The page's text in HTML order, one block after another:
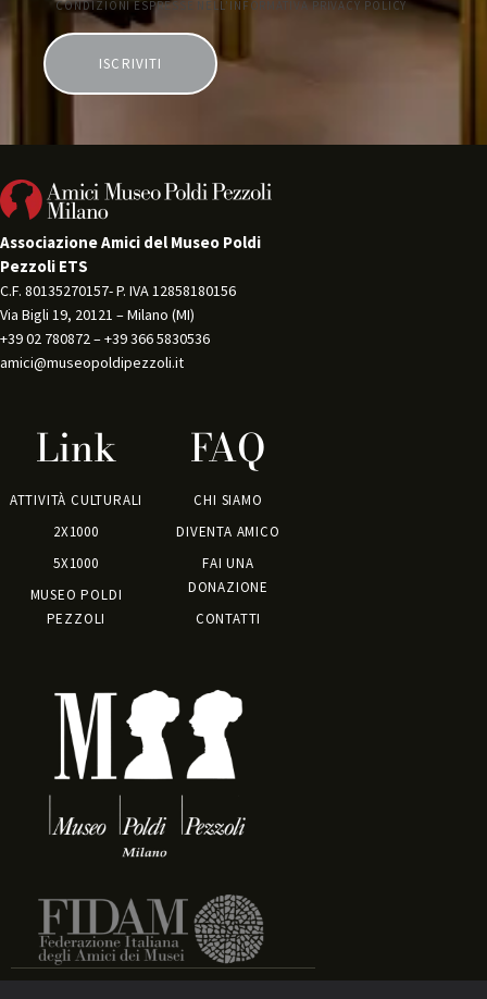
Associazione Amici del Museo Poldi
Pezzoli ETS
C.F. 80135270157- P. IVA 12858180156
Via Bigli 19, 20121 – Milano (MI)
+39 02 780872 – +39 366 5830536
amici@museopoldipezzoli.it
Link
ATTIVITÀ CULTURALI
2X1000
5X1000
MUSEO POLDI
PEZZOLI
FAQ
CHI SIAMO
DIVENTA AMICO
FAI UNA
DONAZIONE
CONTATTI